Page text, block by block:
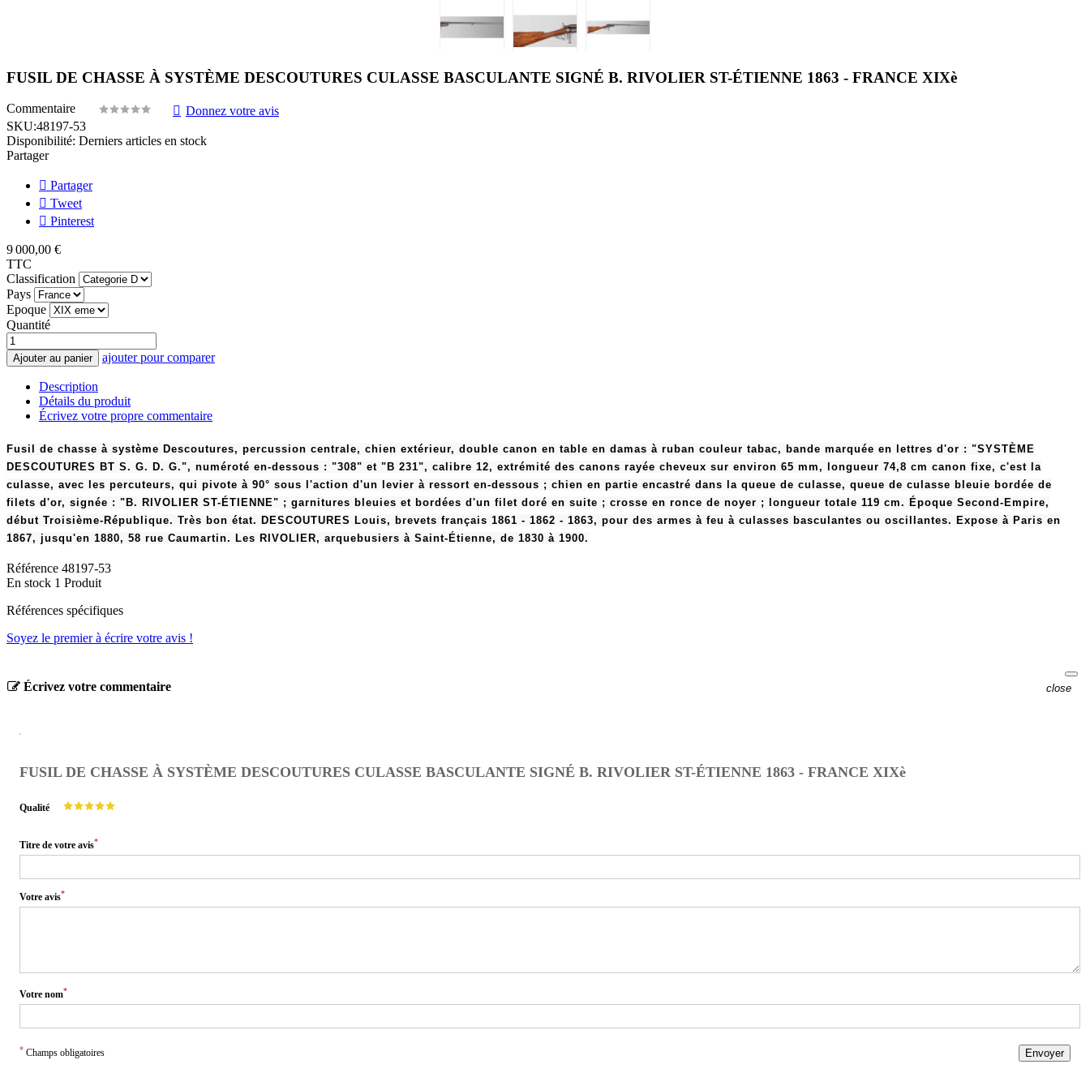
FUSIL DE CHASSE À SYSTÈME DESCOUTURES CULASSE BASCULANTE SIGNÉ B. RIVOLIER ST-ÉTIENNE 1863 - FRANCE XIXè
Commentaire
Donnez votre avis
SKU:48197-53
Disponibilité: Derniers articles en stock
Partager
Partager
Tweet
Pinterest
9 000,00 €
TTC
Classification
Pays
Epoque
Quantité
Ajouter au panier ajouter pour comparer
Description
Détails du produit
Écrivez votre propre commentaire
Fusil de chasse à système Descoutures, percussion centrale, chien extérieur, double canon en table en damas à ruban couleur tabac, bande marquée en lettres d'or : "SYSTÈME
DESCOUTURES BT S. G. D. G.", numéroté en-dessous : "308" et "B 231", calibre 12, extrémité des canons rayée cheveux sur environ 65 mm, longueur 74,8 cm canon fixe, c'est la
culasse, avec les percuteurs, qui pivote à 90° sous l'action d'un levier à ressort en-dessous ; chien en partie encastré dans la queue de culasse, queue de culasse bleuie bordée de
filets d'or, signée : "B. RIVOLIER ST-ÉTIENNE" ; garnitures bleuies et bordées d'un filet doré en suite ; crosse en ronce de noyer ; longueur totale 119 cm. Époque Second-Empire,
début Troisième-République. Très bon état. DESCOUTURES Louis, brevets français 1861 - 1862 - 1863, pour des armes à feu à culasses basculantes ou oscillantes. Expose à Paris en
1867, jusqu'en 1880, 58 rue Caumartin. Les RIVOLIER, arquebusiers à Saint-Étienne, de 1830 à 1900.
Référence 48197-53
En stock 1 Produit
Références spécifiques
Soyez le premier à écrire votre avis !
Écrivez votre commentaire close
FUSIL DE CHASSE À SYSTÈME DESCOUTURES CULASSE BASCULANTE SIGNÉ B. RIVOLIER ST-ÉTIENNE 1863 - FRANCE XIXè
Qualité
Titre de votre avis*
Votre avis*
Votre nom*
* Champs obligatoires Envoyer